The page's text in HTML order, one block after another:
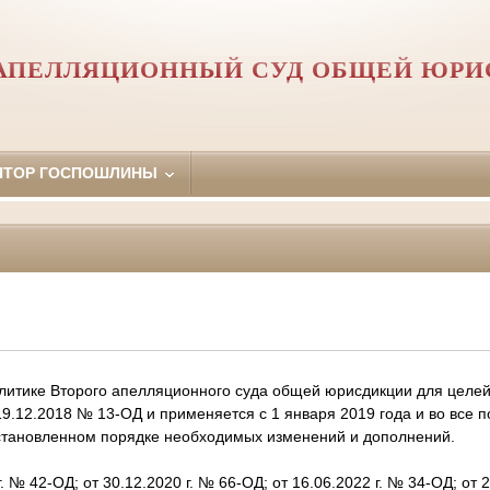
СУД ОБЩЕЙ
ГОСПОШЛИНЫ
Второго апелляционного суда общей юрисдикции для
№ 13-ОД и применяется с 1 января 2019 года и во все
порядке необходимых изменений и дополнений.
№ 42-ОД; от 30.12.2020 г. № 66-ОД; от 16.06.2022 г. № 34-ОД; от